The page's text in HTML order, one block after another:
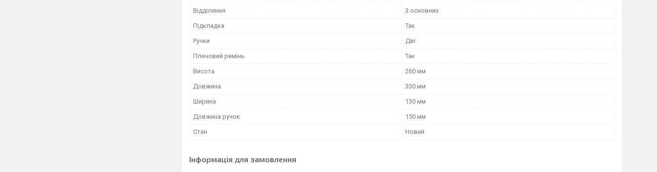
Відділення 3 основних
Підкладка Так
Ручки Дві
Плечовий ремінь Так
Висота 260 мм
Довжина 330 мм
Ширина 130 мм
Довжина ручок 150 мм
Стан Новий
Інформація для замовлення